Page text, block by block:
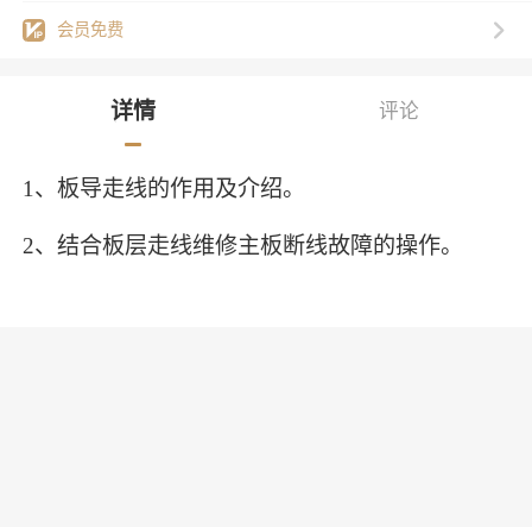
会员免费
详情 评论
1、板导走线的作用及介绍。
2、结合板层走线维修主板断线故障的操作。